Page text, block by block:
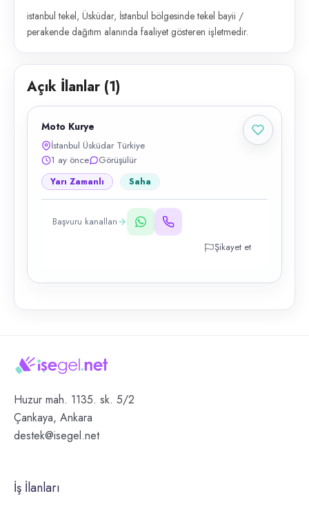
istanbul tekel, Üsküdar, İstanbul bölgesinde tekel bayii /
perakende dağıtım alanında faaliyet gösteren işletmedir.
Açık İlanlar (1)
Moto Kurye
İstanbul Üsküdar Türkiye
1 ay önce
Görüşülür
Yarı Zamanlı Saha
Başvuru kanalları
Şikayet et
Huzur mah. 1135. sk. 5/2
Çankaya, Ankara
destek@isegel.net
İş İlanları